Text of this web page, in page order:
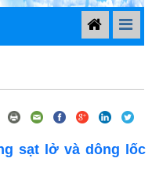
sạt lở và dông lốc